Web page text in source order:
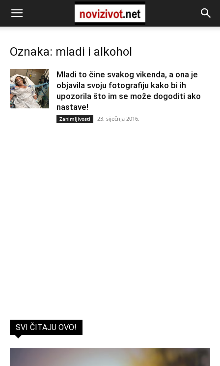
Oznaka: mladi i alkohol
Mladi to čine svakog vikenda, a ona je
objavila svoju fotografiju kako bi ih
upozorila što im se može dogoditi ako
nastave!
Zanimljivosti 23. siječnja 2016.
SVI ČITAJU OVO!